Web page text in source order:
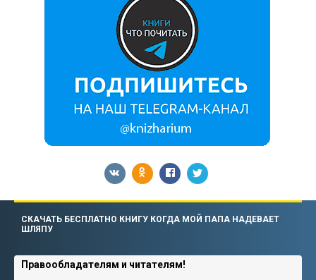
СКАЧАТЬ БЕСПЛАТНО КНИГУ КОГДА МОЙ ПАПА НАДЕВАЕТ
ШЛЯПУ
Правообладателям и читателям!